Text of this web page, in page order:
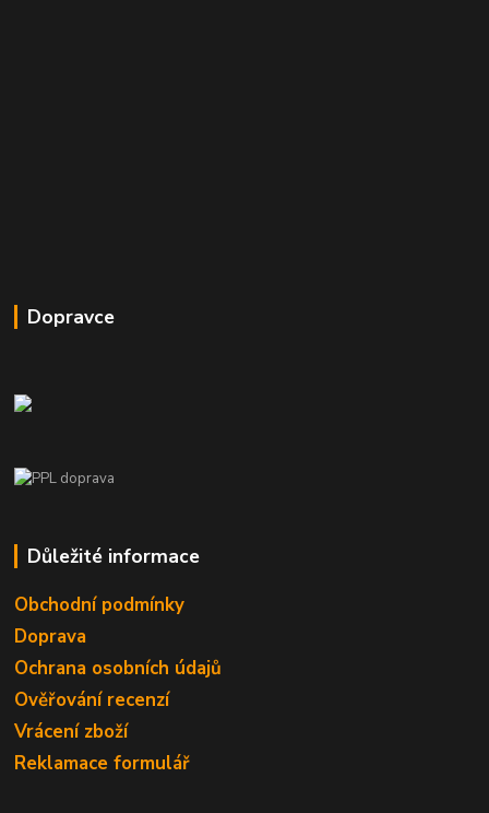
Dopravce
Důležité informace
Obchodní podmínky
Doprava
Ochrana osobních údajů
Ověřování recenzí
Vrácení zboží
Reklamace formulář